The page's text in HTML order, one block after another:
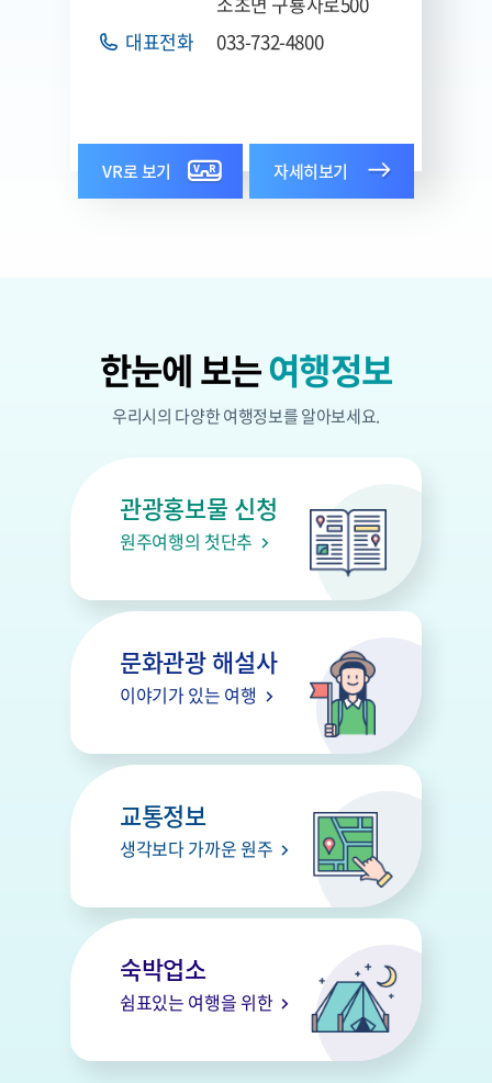
대표전화
033-732-4800
VR로 보기 자세히보기
한눈에 보는여행정보
우리시의 다양한 여행정보를 알아보세요.
관광홍보물 신청
원주여행의 첫단추
문화관광 해설사
이야기가 있는 여행
교통정보
생각보다 가까운 원주
숙박업소
쉼표있는 여행을 위한